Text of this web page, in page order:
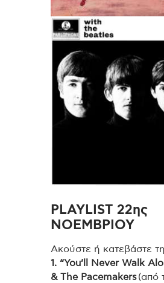
PLAYLIST 22ης
NOEMΒΡΙΟΥ
Ακούστε ή κατεβάστε
1. “You’ll Never Walk
& The Pacemakers(από